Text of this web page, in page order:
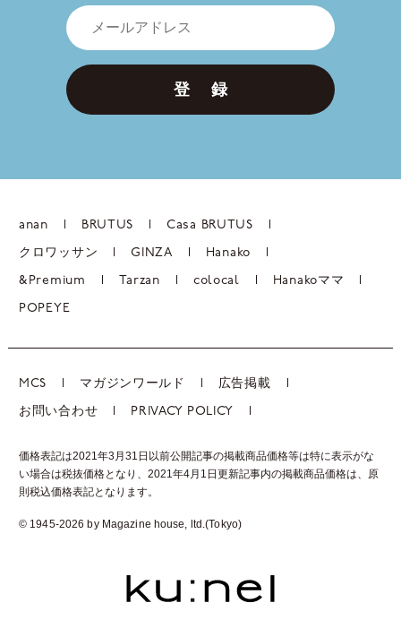
登 録
anan BRUTUS Casa BRUTUS
クロワッサン GINZA Hanako
&Premium Tarzan colocal Hanakoママ
POPEYE
MCS マガジンワールド 広告掲載
お問い合わせ PRIVACY POLICY
価格表記は2021年3月31日以前公開記事の掲載商品価格等は特に表示がな
い場合は税抜価格となり、2021年4月1日更新記事内の掲載商品価格は、 原
則税込価格表記となります。
© 1945-2026 by Magazine house, ltd.(Tokyo)